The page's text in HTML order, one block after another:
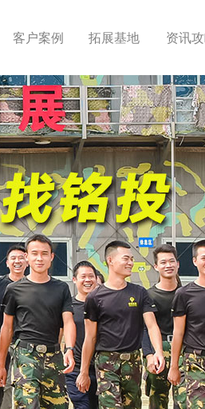
客户案例 拓展基地 资讯